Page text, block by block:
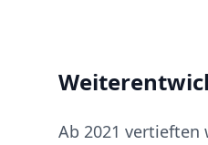
Ab 2021